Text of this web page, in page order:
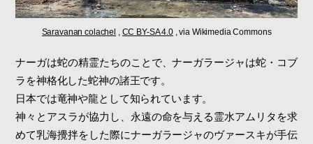
Saravanan colachel CC BY-SA 4.0, via Wikimedia Commons
ナーガは蛇の精霊たちのことで、ナーガラージャは蛇・コブ
ラを神格化した蛇神の諸王です。
日本では竜神や龍として知られています。
神々とアスラが協力し、永遠の命を与える霊水アムリタを求
めて乳海攪拌をした際にナーガラージャのヴァースキが手伝